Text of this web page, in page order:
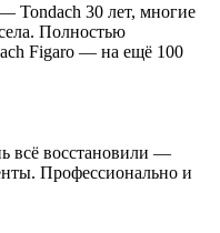
Tondach 30 лет, многие
Полностью
Figaro — на ещё 100
всё восстановили —
Профессионально и